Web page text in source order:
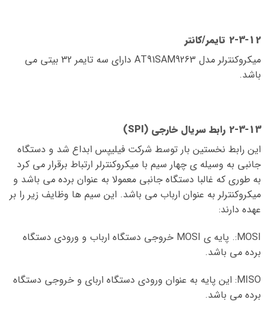
2-3-12 تایمر/کانتر
میکروکنترلر مدل AT91SAM9263 دارای سه تایمر 32 بیتی می
باشد.
2-3-13 رابط سریال خارجی
(SPI)
این رابط نخستین بار توسط شرکت فیلیپس ابداع شد و دستگاه
جانبی به وسیله ی چهار سیم با میکروکنترلر ارتباط برقرار می کرد
به طوری که غالبا دستگاه جانبی معمولا به عنوان برده می باشد و
میکروکنترلر به عنوان ارباب می باشد. این سیم ها وظایف زیر را بر
عهده دارند:
MOSI:. پایه ی MOSI خروجی دستگاه ارباب و ورودی دستگاه
برده می باشد.
MISO: این پایه به عنوان ورودی دستگاه اربای و خروجی دستگاه
برده می باشد.